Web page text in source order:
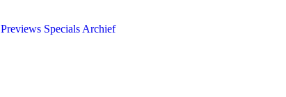
Previews Specials Archief